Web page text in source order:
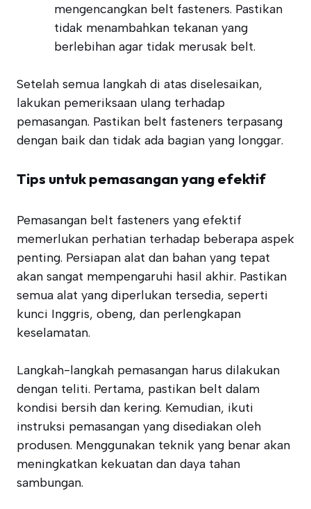
mengencangkan belt fasteners. Pastikan
tidak menambahkan tekanan yang
berlebihan agar tidak merusak belt.
Setelah semua langkah di atas diselesaikan,
lakukan pemeriksaan ulang terhadap
pemasangan. Pastikan belt fasteners terpasang
dengan baik dan tidak ada bagian yang longgar.
Tips untuk pemasangan yang efektif
Pemasangan belt fasteners yang efektif
memerlukan perhatian terhadap beberapa aspek
penting. Persiapan alat dan bahan yang tepat
akan sangat mempengaruhi hasil akhir. Pastikan
semua alat yang diperlukan tersedia, seperti
kunci Inggris, obeng, dan perlengkapan
keselamatan.
Langkah-langkah pemasangan harus dilakukan
dengan teliti. Pertama, pastikan belt dalam
kondisi bersih dan kering. Kemudian, ikuti
instruksi pemasangan yang disediakan oleh
produsen. Menggunakan teknik yang benar akan
meningkatkan kekuatan dan daya tahan
sambungan.